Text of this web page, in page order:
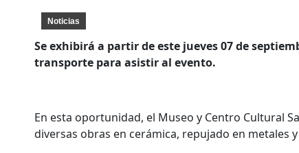
Noticias
Se exhibirá a partir de este jueves 07 de
transporte para asistir al evento.
En esta oportunidad, el Museo y Centro Cultural
diversas obras en cerámica, repujado en metales